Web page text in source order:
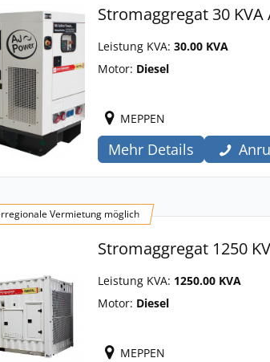
Stromaggregat 30 KVA
Leistung KVA: 30.00 KVA
Motor: Diesel
MEPPEN
Mehr Details
Vermietung möglich
Stromaggregat 1250
Leistung KVA: 1250.00 KVA
Motor: Diesel
MEPPEN